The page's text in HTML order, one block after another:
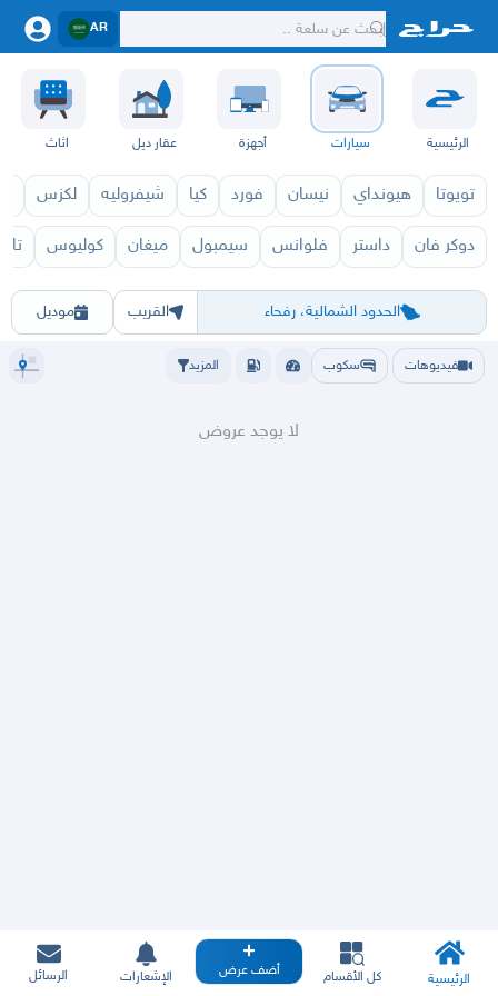
AR
الرئيسية سيارات أجهزة عقار ديل اثاث
تويوتا هيونداي نيسان فورد كيا شيفروليه لكزس
دوكر فان داستر فلوانس سيمبول ميغان كوليوس
الحدود الشمالية، رفحاء
الرياض الشرقيهجده مكه ينبع تبوك القصيمحائل أبها الباحة
القريب موديل
سافران 2027
فيديوهات سكوب المزيد
لا يوجد عروض
الرئيسية كل الأقسام أضف عرض الإشعارات الرسائل